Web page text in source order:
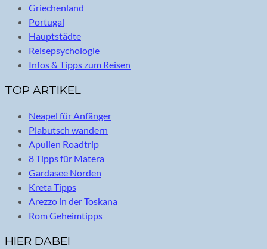
Griechenland
Portugal
Hauptstädte
Reisepsychologie
Infos & Tipps zum Reisen
TOP ARTIKEL
Neapel für Anfänger
Plabutsch wandern
Apulien Roadtrip
8 Tipps für Matera
Gardasee Norden
Kreta Tipps
Arezzo in der Toskana
Rom Geheimtipps
HIER DABEI